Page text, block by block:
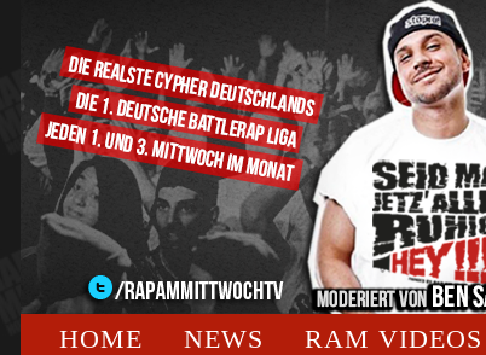
HOME NEWS RAM VIDEOS